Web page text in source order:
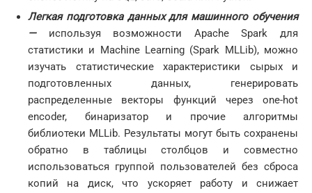
Легкая подготовка данных для машинного обучения
— используя возможности Apache Spark для
статистики и Machine Learning (Spark MLLib), можно
изучать статистические характеристики сырых и
подготовленных данных, генерировать
распределенные векторы функций через one-hot
encoder, бинаризатор и прочие алгоритмы
библиотеки MLLib. Результаты могут быть сохранены
обратно в таблицы столбцов и совместно
использоваться группой пользователей без сброса
копий на диск, что ускоряет работу и снижает